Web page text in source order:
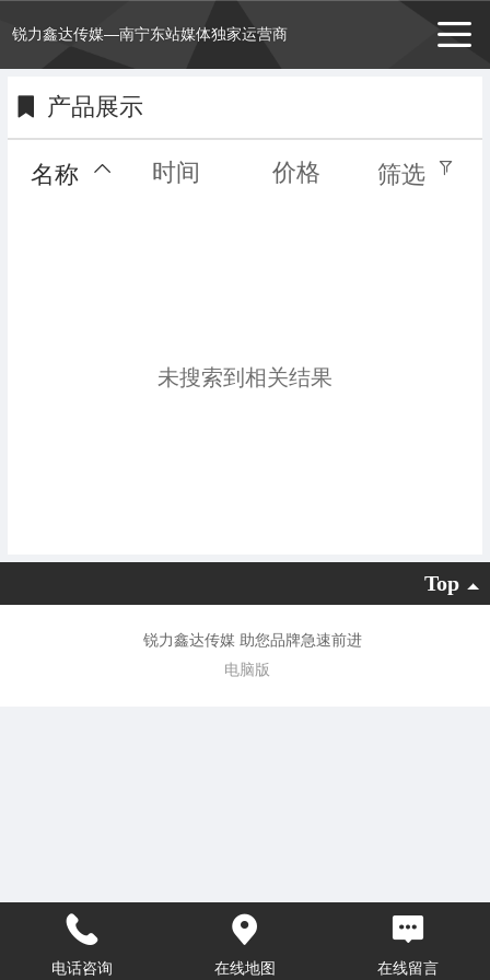
锐力鑫达传媒—南宁东站媒体独家运营商
产品展示
名称 时间 价格 筛选
未搜索到相关结果
Top
锐力鑫达传媒 助您品牌急速前进
电脑版
电话咨询 在线地图 在线留言